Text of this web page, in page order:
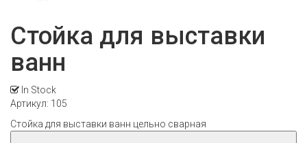
Стойка для выставки
ванн
In Stock
Артикул: 105
Стойка для выставки ванн цельно сварная